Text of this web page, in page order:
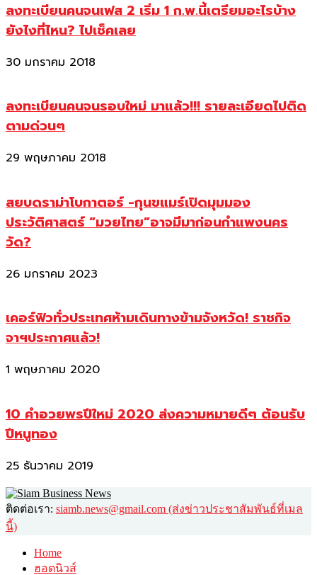
ลงทะเบียนคนจนเฟส 2 เริ่ม 1 ก.พ.นี้เตรียมอะไรบ้าง
ยังไงที่ไหน? ไปเช็คเลย
30 มกราคม 2018
ลงทะเบียนคนจนรอบใหม่ มาแล้ว!!! รายละเอียดไปติด
ตามด่วนๆ
29 พฤษภาคม 2018
สยบดราม่าโบกาตอร์ -กุนขแมร์เปิดมุมมอง
ประวัติศาสตร์ “มวยไทย”อาจมีมาก่อนกำแพงนคร
วัด?
26 มกราคม 2023
เคอร์ฟิวทั่วประเทศห้ามเดินทางข้ามจังหวัด! ราชกิจ
จาฯประกาศแล้ว!
1 พฤษภาคม 2020
10 คำอวยพรปีใหม่ 2020 ส่งความหมายดีๆ ต้อนรับ
ปีหนูทอง
25 ธันวาคม 2019
ติดต่อเรา: siamb.news@gmail.com (ส่งข่าวประชาสัมพันธ์ที่เมล
นี้)
Home
ฮอตนิวส์